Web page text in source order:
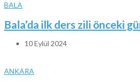
BALA
Bala’da ilk ders zili önceki
10 Eylül 2024
ANKARA